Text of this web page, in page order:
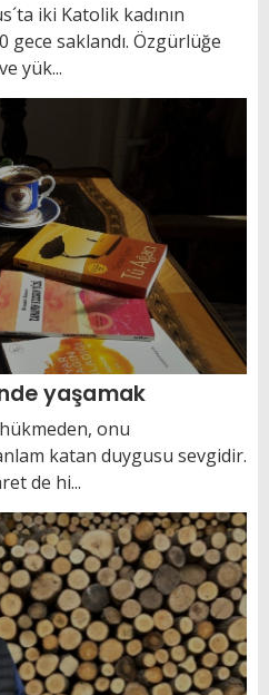
iki Katolik kadının
saklandı. Özgürlüğe
yük...
yaşamak
onu
katan duygusu sevgidir.
de hi...